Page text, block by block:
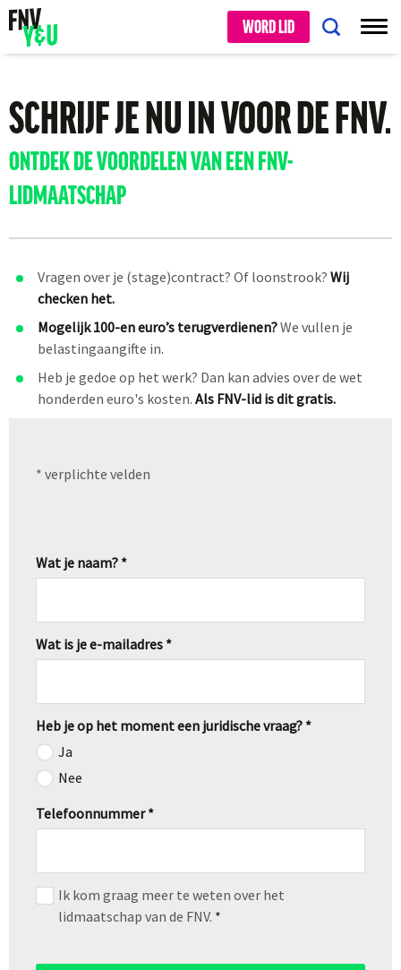
WORD LID
SCHRIJF JE NU IN VOOR DE FNV.
ONTDEK DE VOORDELEN VAN EEN FNV-
LIDMAATSCHAP
Vragen over je (stage)contract? Of loonstrook? Wij
checken het.
Mogelijk 100-en euro’s terugverdienen?We vullen je
belastingaangifte in.
Heb je gedoe op het werk? Dan kan advies over de wet
honderden euro's kosten. Als FNV-lid is dit gratis.
* verplichte velden
Wat je naam? *
Wat is je e-mailadres *
Heb je op het moment een juridische vraag? *
Ja
Nee
Telefoonnummer *
Ik kom graag meer te weten over het
lidmaatschap van de FNV. *